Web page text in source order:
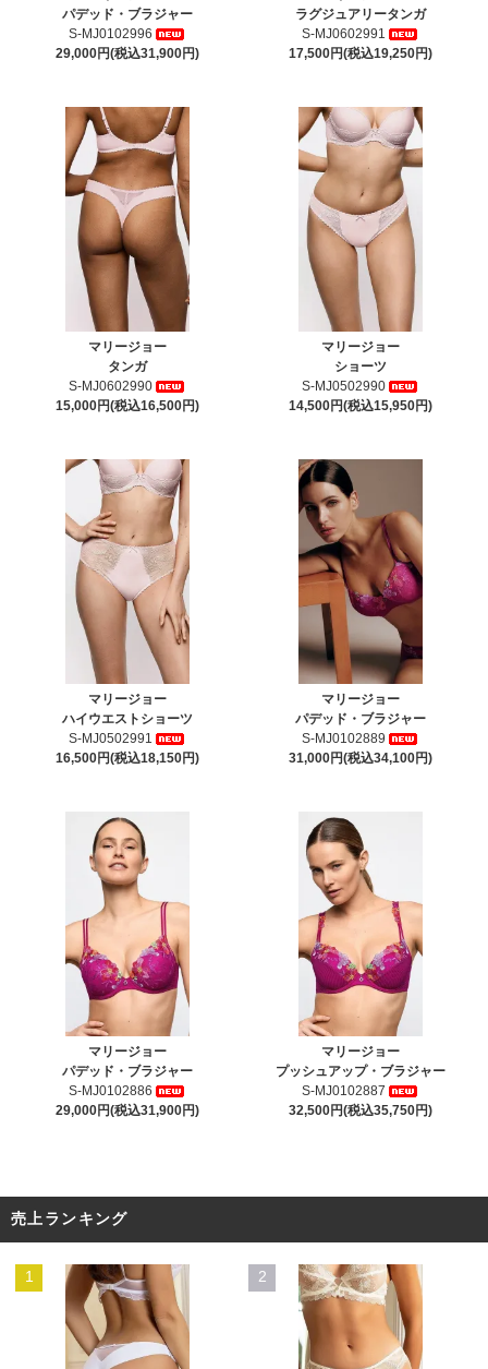
パデッド・ブラジャー
S-MJ0102996
29,000円(税込31,900円)
ラグジュアリータンガ
S-MJ0602991
17,500円(税込19,250円)
マリージョー
タンガ
S-MJ0602990
15,000円(税込16,500円)
マリージョー
ショーツ
S-MJ0502990
14,500円(税込15,950円)
マリージョー
ハイウエストショーツ
S-MJ0502991
16,500円(税込18,150円)
マリージョー
パデッド・ブラジャー
S-MJ0102889
31,000円(税込34,100円)
マリージョー
パデッド・ブラジャー
S-MJ0102886
29,000円(税込31,900円)
マリージョー
プッシュアップ・ブラジャー
S-MJ0102887
32,500円(税込35,750円)
売上ランキング
1 2